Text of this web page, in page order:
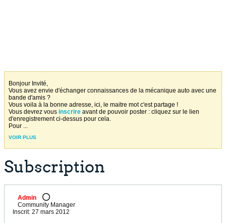
Bonjour Invité,
Vous avez envie d'échanger connaissances de la mécanique auto avec une
bande d'amis ?
Vous voila à la bonne adresse, ici, le maitre mot c'est partage !
Vous devrez vous inscrire avant de pouvoir poster : cliquez sur le lien
d'enregistrement ci-dessus pour cela.
Pour ...
VOIR PLUS
Subscription
Admin
Community Manager
Inscrit: 27 mars 2012